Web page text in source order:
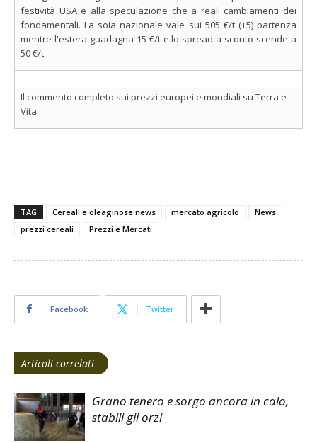
festività USA e alla speculazione che a reali cambiamenti dei
fondamentali. La soia nazionale vale sui 505 €/t (+5) partenza
mentre l'estera guadagna 15 €/t e lo spread a sconto scende a
50 €/t.
Il commento completo sui prezzi europei e mondiali su Terra e
Vita.
TAG Cereali e oleaginose news mercato agricolo
News
prezzi cereali
Prezzi e Mercati
Facebook Twitter
Articoli correlati
Grano tenero e sorgo ancora in calo,
stabili gli orzi